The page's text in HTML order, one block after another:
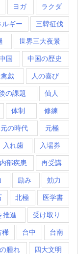
ヨガ ラクダ
ルギー 三韓征伐
世界三大夜景
国 中国の歴史
戯 人の喜び
の課題 仙人
体制 修練
元の時代 元極
入れ歯 入場券
内部疾患 再受講
励み 効力
北極 医学書
推進 受け取り
稀 台中 台南
腫れ 四大文明